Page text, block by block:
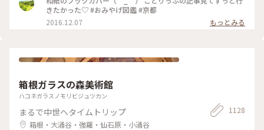
で4月も最終日。 過ぎ行く春を名残惜しみ 桜のお香をたきまし
た･:*:･(*´ｴ｀*)･:*:･ 🌸桜だけど 白檀の香りです😆 🐱にゃんこ
のお香立てを見せたかったの〜😜 * 我慢がまんの連休ですが
ども教えていただきました〜😍 Webショップでも買えます
⤵︎ ︎下のスポットから ことりっぷさんの記事がご覧になれます
よ😊 * #花を愉しむ #ことりっぷ京都 #京都 #和紙 #彩り文様香
#包み香 #和詩倶楽部 #わしくらぶ #お土産 #おみやげ #おみや
げ図鑑 #お香 #白檀 #和紙 #こもりっぷ仙台 #カメラ #カメラ初
心者🔰 #fumitubu
きたかった♡ #おみやげ図鑑 #京都
2016.12.07
もっとみる
箱根ガラスの森美術館
ハコネガラスノモリビジュツカン
まるで中世へタイムトリップ
箱根・大涌谷・強羅・仙石原・小涌谷
1128